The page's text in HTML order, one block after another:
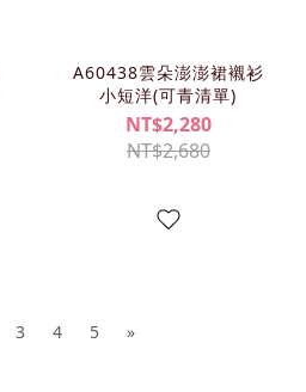
A60438雲朵澎澎裙襯衫
小短洋(可青清單)
NT$2,280
NT$2,680
3 4 5 »